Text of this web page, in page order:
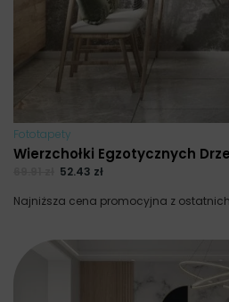
Fototapety
Wierzchołki Egzotycznych
52.43 zł
Najniższa cena promocyjna z